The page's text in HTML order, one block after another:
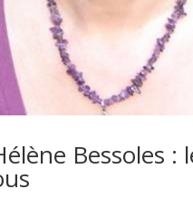
Bessoles :